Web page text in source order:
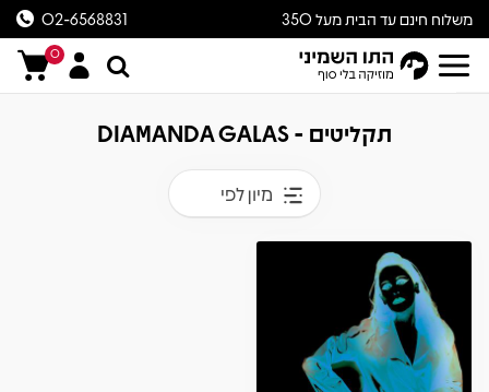
משלוח חינם עד הבית מעל 350
ש״ח
02-6568831
0
תקליטים - DIAMANDA GALAS
מיון לפי